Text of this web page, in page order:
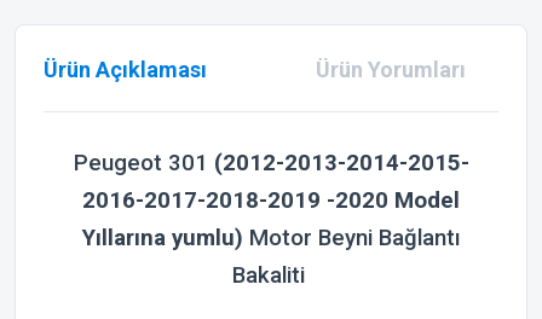
Ürün Açıklaması Ürün Yorumları
Peugeot 301 (2012-2013-2014-2015-
2016-2017-2018-2019 -2020 Model
Yıllarına yumlu) Motor Beyni Bağlantı
Bakaliti